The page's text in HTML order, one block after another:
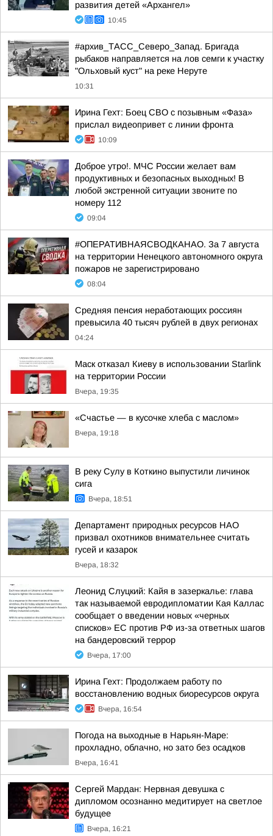
развития детей «Архангел»
10:45
#архив_ТАСС_Северо_Запад. Бригада
рыбаков направляется на лов семги к участку
"Ольховый куст" на реке Неруте
10:31
Ирина Гехт: Боец СВО с позывным «Фаза»
прислал видеопривет с линии фронта
10:09
Доброе утро!. МЧС России желает вам
продуктивных и безопасных выходных! В
любой экстренной ситуации звоните по
номеру 112
09:04
#ОПЕРАТИВНАЯСВОДКАНАО. За 7 августа
на территории Ненецкого автономного округа
пожаров не зарегистрировано
08:04
Средняя пенсия неработающих россиян
превысила 40 тысяч рублей в двух регионах
04:24
Маск отказал Киеву в использовании Starlink
на территории России
Вчера, 19:35
«Счастье — в кусочке хлеба с маслом»
Вчера, 19:18
В реку Сулу в Коткино выпустили личинок
сига
Вчера, 18:51
Департамент природных ресурсов НАО
призвал охотников внимательнее считать
гусей и казарок
Вчера, 18:32
Леонид Слуцкий: Кайя в зазеркалье: глава
так называемой евродипломатии Кая Каллас
сообщает о введении новых «черных
списков» ЕС против РФ из-за ответных шагов
на бандеровский террор
Вчера, 17:00
Ирина Гехт: Продолжаем работу по
восстановлению водных биоресурсов округа
Вчера, 16:54
Погода на выходные в Нарьян-Маре:
прохладно, облачно, но зато без осадков
Вчера, 16:41
Сергей Мардан: Нервная девушка с
дипломом осознанно медитирует на светлое
будущее
Вчера, 16:21